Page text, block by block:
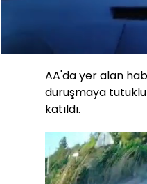
Aç
AA'da yer alan
duruşmaya tutuklu
katıldı.